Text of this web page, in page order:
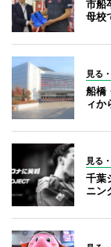
市船
母校
見る
船橋
ィか
見る
千葉
ニン